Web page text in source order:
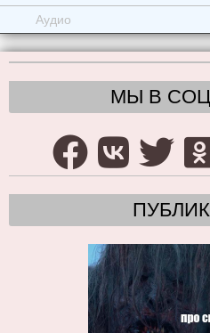
Аудио
МЫ В